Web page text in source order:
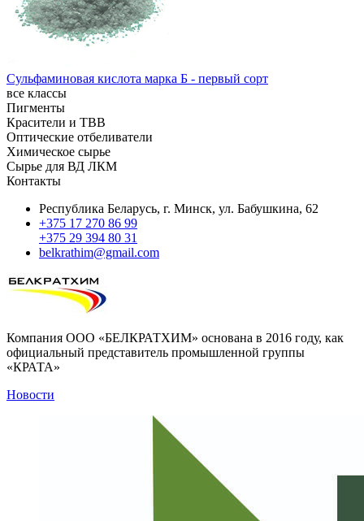
Сульфаминовая кислота марка Б - первый сорт
все классы
Пигменты
Органические пигменты
Неорганические пигменты
Пигменты со спецэффектами
Пигменты по области применения
Красители и ТВВ
Красители органические
Текстильно-вспомогательные вещества
Оптические отбеливатели
Оптические отбеливатели для текстильной
промышленности
промышленности
Оптические отбеливатели для синтетических моющих
средств
Химическое сырье
Химическое сырье
Сырье для ВД ЛКМ
Контакты
Республика Беларусь, г. Минск, ул. Бабушкина, 62
+375 17 270 86 99
+375 29 394 80 31
belkrathim@gmail.com
Компания ООО «БЕЛКРАТХИМ» основана в 2016 году, как
официальный представитель промышленной группы
«КРАТА»
Новости